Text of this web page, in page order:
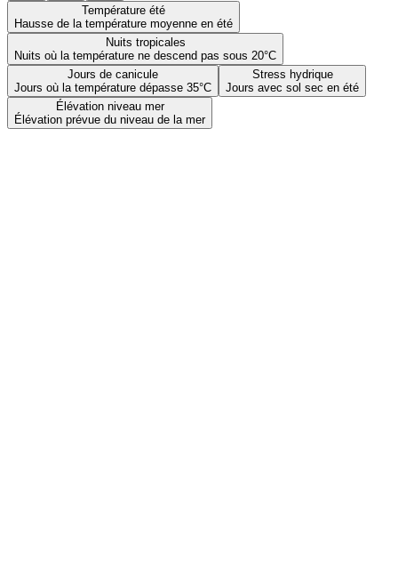
Température été
Hausse de la température moyenne en été
Nuits tropicales
Nuits où la température ne descend pas sous 20°C
Jours de canicule
Jours où la température dépasse 35°C
Stress hydrique
Jours avec sol sec en été
Élévation niveau mer
Élévation prévue du niveau de la mer